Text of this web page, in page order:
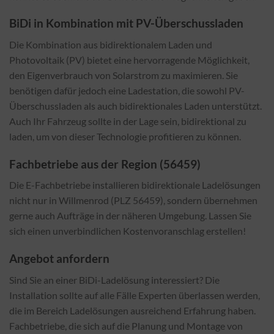
BiDi in Kombination mit PV-Überschussladen
Die Kombination aus bidirektionalem Laden und
Photovoltaik (PV) bietet eine hervorragende Möglichkeit,
den Eigenverbrauch von Solarstrom zu maximieren. Sie
benötigen dafür jedoch eine Ladestation, die sowohl PV-
Überschussladen als auch bidirektionales Laden unterstützt.
Auch Ihr Fahrzeug sollte in der Lage sein, bidirektional zu
laden, um von dieser Technologie profitieren zu können.
Fachbetriebe aus der Region (56459)
Die E-Fachbetriebe installieren bidirektionale Ladelösungen
nicht nur in Willmenrod (PLZ 56459), sondern übernehmen
gerne auch Aufträge in der näheren Umgebung. Lassen Sie
sich einen unverbindlichen Kostenvoranschlag erstellen!
Angebot anfordern
Sind Sie an einer BiDi-Ladelösung interessiert? Die
Installation sollte auf alle Fälle Experten überlassen werden,
die im Bereich Ladelösungen ausreichend Erfahrung haben.
Fachbetriebe, die sich auf die Planung und Montage von